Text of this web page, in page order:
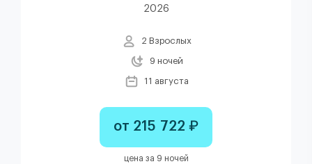
2026
2 Взрослых
9 ночей
11 августа
от 215 722 ₽
цена за 9 ночей